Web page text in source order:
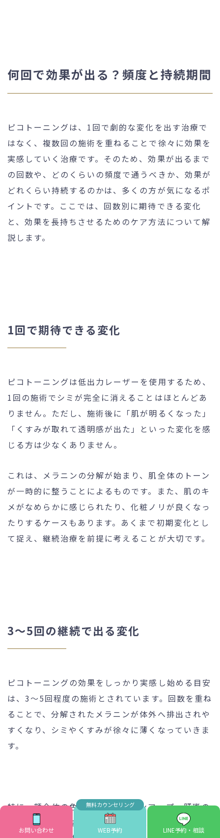
お問い合わせ WEB予約 LINE予約・相談
何回で効果が出る？頻度と持続期間
ピコトーニングは、1回で劇的な変化を出す治療で
はなく、複数回の施術を重ねることで徐々に効果を
実感していく治療です。そのため、効果が出るまで
の回数や、どのくらいの頻度で通うべきか、効果が
どれくらい持続するのかは、多くの方が気になるポ
イントです。ここでは、回数別に期待できる変化
と、効果を長持ちさせるためのケア方法について解
説します。
1回で期待できる変化
ピコトーニングは低出力レーザーを使用するため、
1回の施術でシミが完全に消えることはほとんどあ
りません。ただし、施術後に「肌が明るくなった」
「くすみが取れて透明感が出た」といった変化を感
じる方は少なくありません。
これは、メラニンの分解が始まり、肌全体のトーン
が一時的に整うことによるものです。また、肌のキ
メがなめらかに感じられたり、化粧ノリが良くなっ
たりするケースもあります。あくまで初期変化とし
て捉え、継続治療を前提に考えることが大切です。
3〜5回の継続で出る変化
ピコトーニングの効果をしっかり実感し始める目安
は、3〜5回程度の施術とされています。回数を重ね
ることで、分解されたメラニンが体外へ排出されや
すくなり、シミやくすみが徐々に薄くなっていきま
す。
特に、顔全体の色ムラ改善やトーンアップ、肝斑の
改善は、この段階で実感されることが多いです。ま